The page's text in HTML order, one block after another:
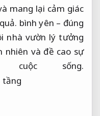
mang lại cảm giác
bình yên – đúng
nhà vườn lý tưởng
nhiên và đề cao sự
sống.